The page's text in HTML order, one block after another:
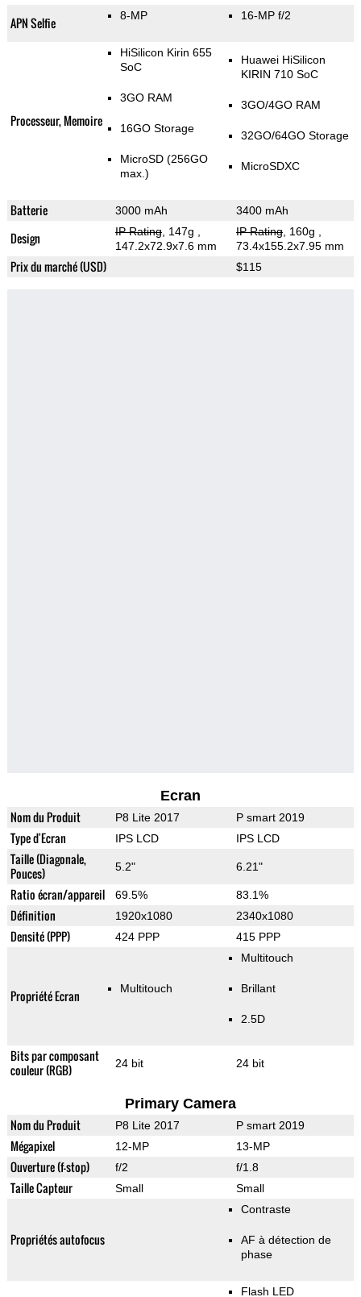
APN Selfie 8-MP 16-MP f/2
Processeur, Memoire
HiSilicon Kirin 655
SoC
3GO RAM
16GO Storage
MicroSD (256GO
max.)
Huawei HiSilicon
KIRIN 710 SoC
3GO/4GO RAM
32GO/64GO Storage
MicroSDXC
Batterie 3000 mAh 3400 mAh
Design IP Rating, 147g
147.2x72.9x7.6 mm
IP Rating, 160g
73.4x155.2x7.95 mm
Prix du marché (USD) $115
Ecran
Nom du Produit P8 Lite 2017 P smart 2019
Type d'Ecran IPS LCD IPS LCD
Taille (Diagonale,
Pouces)
5.2" 6.21"
Ratio écran/appareil 69.5% 83.1%
Définition 1920x1080 2340x1080
Densité (PPP) 424 PPP 415 PPP
Propriété Ecran Multitouch
Multitouch
Brillant
2.5D
Bits par composant
couleur (RGB)
24 bit 24 bit
Primary Camera
Nom du Produit P8 Lite 2017 P smart 2019
Mégapixel 12-MP 13-MP
Ouverture (f-stop) f/2 f/1.8
Taille Capteur Small Small
Propriétés autofocus
Contraste
AF à détection de
phase
Flash LED